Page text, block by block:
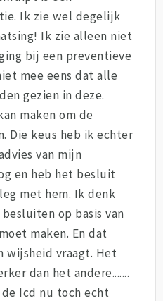
Ik zie wel degelijk
Ik zie alleen niet
bij een preventieve
mee eens dat alle
gezien in deze.
maken om de
Die keus heb ik echter
van mijn
en heb het besluit
met hem. Ik denk
op basis van
maken. En dat
wijsheid vraagt. Het
dan het andere.......
Icd nu toch echt